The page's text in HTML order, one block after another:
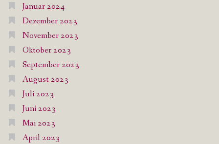
Januar 2024
Dezember 2023
November 2023
Oktober 2023
September 2023
August 2023
Juli 2023
Juni 2023
Mai 2023
April 2023